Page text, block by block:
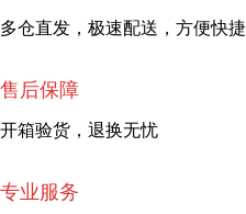
多仓直发，极速配送，方便快捷
售后保障
开箱验货，退换无忧
专业服务